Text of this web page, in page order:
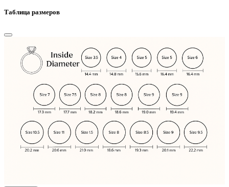
Таблица размеров